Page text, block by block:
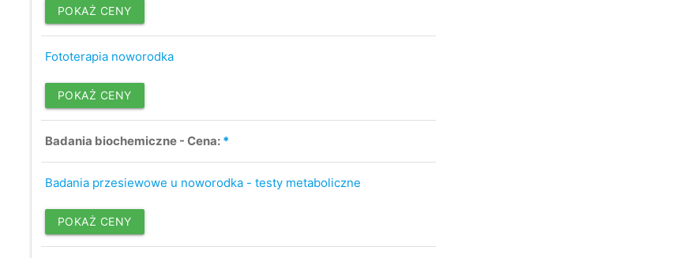
POKAŻ CENY
Fototerapia noworodka
POKAŻ CENY
Badania biochemiczne - Cena: *
Badania przesiewowe u noworodka - testy metaboliczne
POKAŻ CENY